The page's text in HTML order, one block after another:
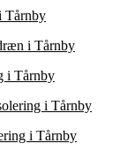
Tårnby
i Tårnby
i Tårnby
i Tårnby
i Tårnby